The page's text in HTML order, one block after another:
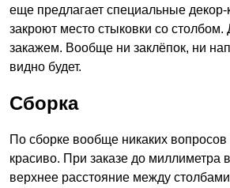
еще предлагает специальные
закроют место стыковки со
закажем. Вообще ни заклёпок, ни
видно будет.
Сборка
По сборке вообще никаких вопросов
красиво. При заказе до миллиметра
верхнее расстояние между